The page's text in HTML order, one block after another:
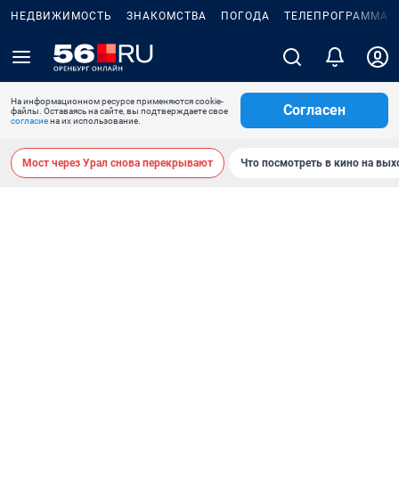
НЕДВИЖИМОСТЬ ЗНАКОМСТВА ПОГОДА ТЕЛЕПРОГРАММА
На информационном ресурсе применяются cookie-
файлы. Оставаясь на сайте, вы подтверждаете свое
согласиена их использование.
Согласен
Мост через Урал снова перекрывают Что посмотреть в кино на